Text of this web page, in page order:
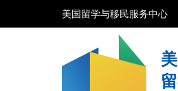
美国留学与移民服务中心